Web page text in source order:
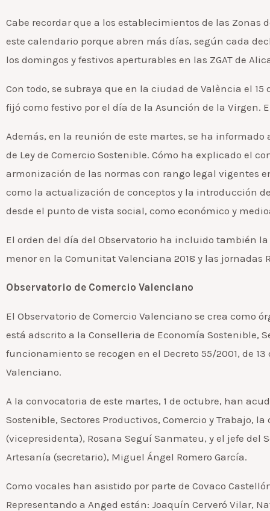
Cabe recordar que a los establecimientos de las Zonas
este calendario porque abren más días, según cada
los domingos y festivos aperturables en las ZGAT de
Con todo, se subraya que en la ciudad de València el
fijó como festivo por el día de la Asunción de la Virgen.
Además, en la reunión de este martes, se ha
de Ley de Comercio Sostenible. Cómo ha explicado el
armonización de las normas con rango legal vigentes
como la actualización de conceptos y la introducción
desde el punto de vista social, como económico y
El orden del día del Observatorio ha incluido también
menor en la Comunitat Valenciana 2018 y las jornadas
Observatorio de Comercio Valenciano
El Observatorio de Comercio Valenciano se crea como
está adscrito a la Conselleria de Economía Sostenible,
funcionamiento se recogen en el Decreto 55/2001, de
Valenciano.
A la convocatoria de este martes, 1 de octubre, han
Sostenible, Sectores Productivos, Comercio y Trabajo,
(vicepresidenta), Rosana Seguí Sanmateu, y el jefe del
Artesanía (secretario), Miguel Ángel Romero García.
Como vocales han asistido por parte de Covaco
Representando a Anged están: Joaquín Cerveró Vilar,